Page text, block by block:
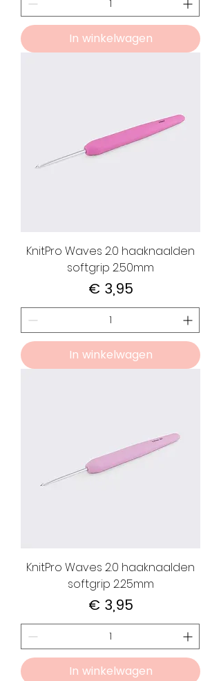
In winkelwagen
KnitPro Waves 2.0 haaknaalden
softgrip 2.50mm
Prijs
€ 3,95
In winkelwagen
KnitPro Waves 2.0 haaknaalden
softgrip 2.25mm
Prijs
€ 3,95
In winkelwagen